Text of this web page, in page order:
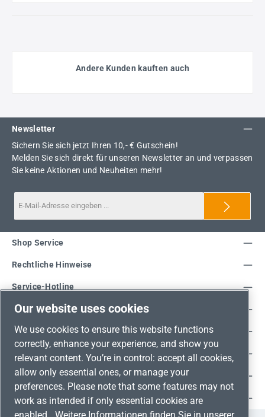
Andere Kunden kauften auch
Newsletter
Sichern Sie sich jetzt Ihren 10,- € Gutschein!
Melden Sie sich direkt für unseren Newsletter an und verpassen
Sie keine Aktionen und Neuheiten mehr!
Service-Hotline
Shop Service
Rechtliche Hinweise
Unsere Vorteile
Versandarten
Zahlungsarten
Adresse
Umweltschutz & Partnerschaft
Our website uses cookies
We use cookies to ensure this website functions
correctly, enhance your experience, and show you
relevant content. You’re in control: accept all cookies,
allow only essential ones, or manage your
preferences. Please note that some features may not
work as intended if only essential cookies are